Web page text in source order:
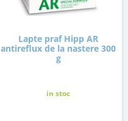
Lapte praf Hipp AR
antireflux de la nastere 300
g
in stoc